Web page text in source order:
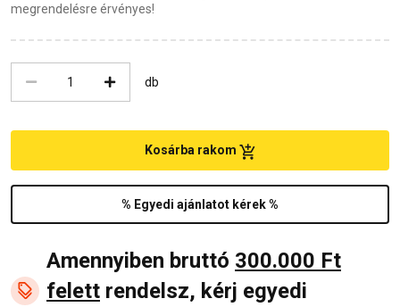
megrendelésre érvényes!
db
% Egyedi ajánlatot kérek %
Kosárba rakom
Amennyiben bruttó 300.000 Ft
felett rendelsz, kérj egyedi